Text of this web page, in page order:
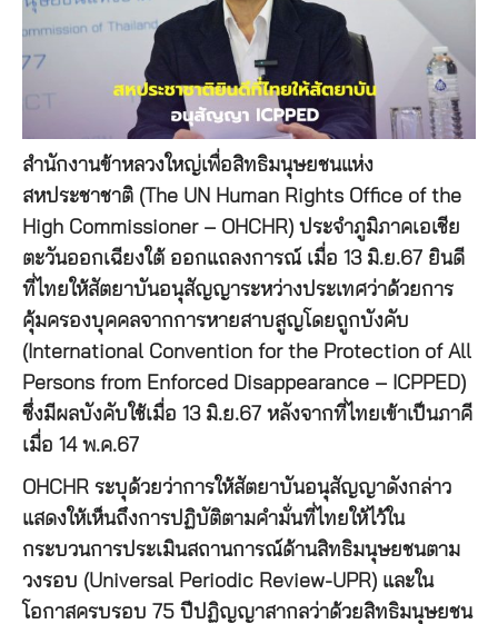
สำนักงานข้าหลวงใหญ่เพื่อสิทธิมนุษยชนแห่ง
สหประชาชาติ (The UN Human Rights Office of the
High Commissioner – OHCHR) ประจำภูมิภาคเอเชีย
ตะวันออกเฉียงใต้ ออกแถลงการณ์ เมื่อ 13 มิ.ย.67 ยินดี
ที่ไทยให้สัตยาบันอนุสัญญาระหว่างประเทศว่าด้วยการ
คุ้มครองบุคคลจากการหายสาบสูญโดยถูกบังคับ
(International Convention for the Protection of All
Persons from Enforced Disappearance – ICPPED)
ซึ่งมีผลบังคับใช้เมื่อ 13 มิ.ย.67 หลังจากที่ไทยเข้าเป็นภาคี
เมื่อ 14 พ.ค.67
OHCHR ระบุด้วยว่าการให้สัตยาบันอนุสัญญาดังกล่าว
แสดงให้เห็นถึงการปฏิบัติตามคำมั่นที่ไทยให้ไว้ใน
กระบวนการประเมินสถานการณ์ด้านสิทธิมนุษยชนตาม
วงรอบ (Universal Periodic Review-UPR) และใน
โอกาสครบรอบ 75 ปีปฏิญญาสากลว่าด้วยสิทธิมนุษยชน